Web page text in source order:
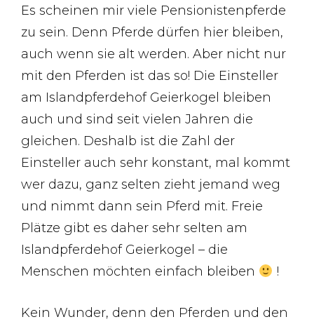
Es scheinen mir viele Pensionistenpferde
zu sein. Denn Pferde dürfen hier bleiben,
auch wenn sie alt werden. Aber nicht nur
mit den Pferden ist das so! Die Einsteller
am Islandpferdehof Geierkogel bleiben
auch und sind seit vielen Jahren die
gleichen. Deshalb ist die Zahl der
Einsteller auch sehr konstant, mal kommt
wer dazu, ganz selten zieht jemand weg
und nimmt dann sein Pferd mit. Freie
Plätze gibt es daher sehr selten am
Islandpferdehof Geierkogel – die
Menschen möchten einfach bleiben
!
Kein Wunder, denn den Pferden und den